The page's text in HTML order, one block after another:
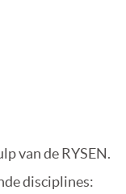
van de RYSEN.
disciplines: